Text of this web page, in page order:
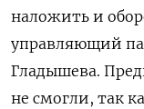
наложить и
управляющий
Гладышева.
не смогли, так